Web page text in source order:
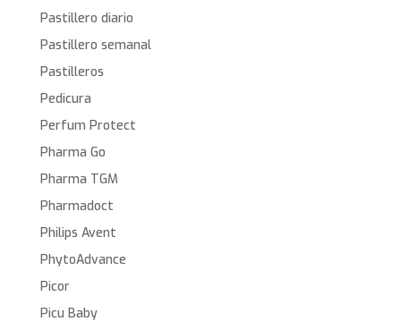
Pastillero diario
Pastillero semanal
Pastilleros
Pedicura
Perfum Protect
Pharma Go
Pharma TGM
Pharmadoct
Philips Avent
PhytoAdvance
Picor
Picu Baby